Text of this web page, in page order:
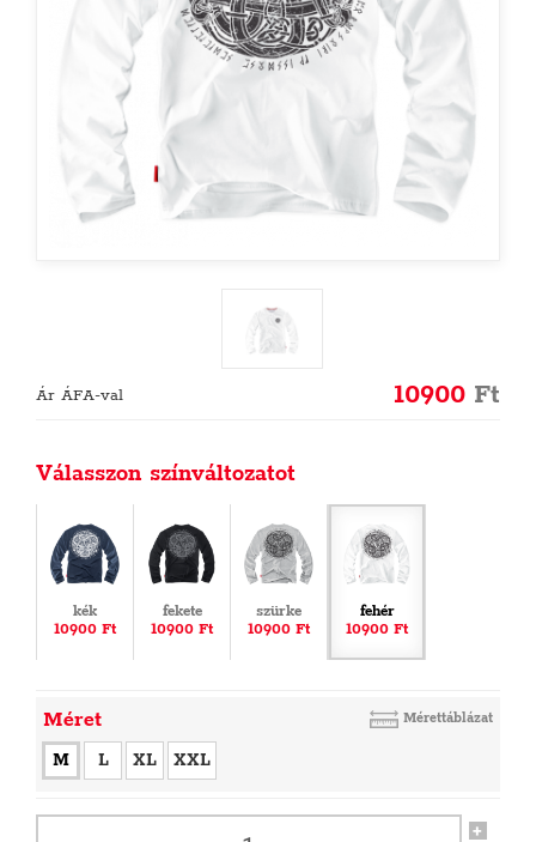
Ár ÁFA-val 10900 Ft
Válasszon színváltozatot
kék
10900 Ft
fekete
10900 Ft
szürke
10900 Ft
fehér
10900 Ft
Méret Mérettáblázat
M L XL XXL
+